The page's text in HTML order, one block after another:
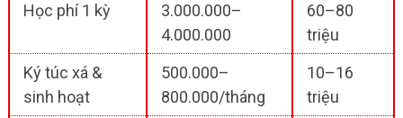
Học phí 1 kỳ
3.000.000–
4.000.000
60–80
triệu
Ký túc xá &
sinh hoạt
500.000–
800.000/tháng
10–16
triệu